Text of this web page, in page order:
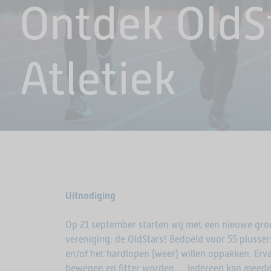
Ontdek
Atletiek
Uitnodiging
Op 21 september starten wij met een nieuwe
vereniging: de OldStars! Bedoeld voor 55
en/of het hardlopen (weer) willen oppakken.
bewegen en ﬁtter worden…. Iedereen kan